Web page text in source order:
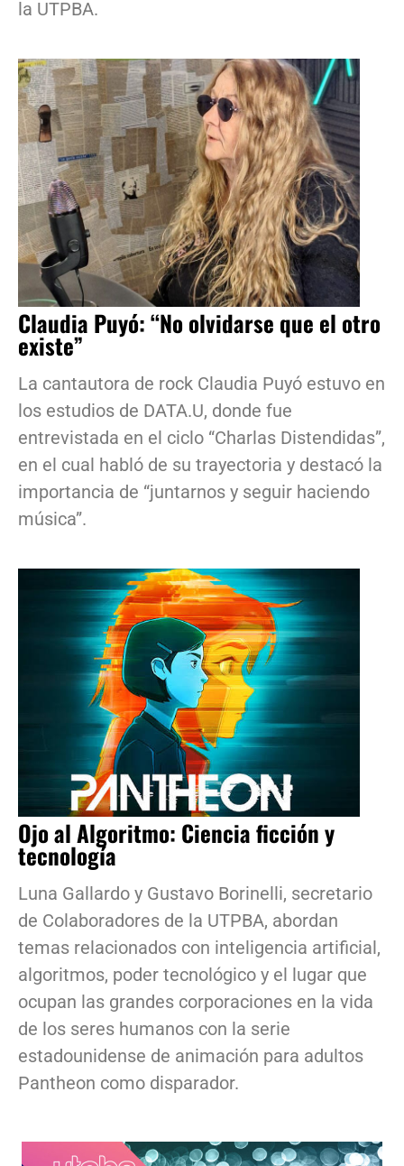
la UTPBA.
Claudia Puyó: “No olvidarse que el otro
existe”
La cantautora de rock Claudia Puyó estuvo en
los estudios de DATA.U, donde fue
entrevistada en el ciclo “Charlas Distendidas”,
en el cual habló de su trayectoria y destacó la
importancia de “juntarnos y seguir haciendo
música”.
Ojo al Algoritmo: Ciencia ficción y
tecnología
Luna Gallardo y Gustavo Borinelli, secretario
de Colaboradores de la UTPBA, abordan
temas relacionados con inteligencia artificial,
algoritmos, poder tecnológico y el lugar que
ocupan las grandes corporaciones en la vida
de los seres humanos con la serie
estadounidense de animación para adultos
Pantheon como disparador.